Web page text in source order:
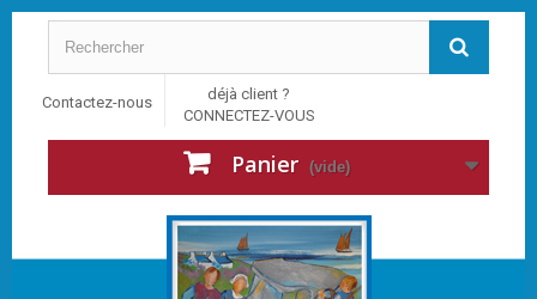
Contactez-nous
déjà client ?
CONNECTEZ-VOUS
Panier (vide)